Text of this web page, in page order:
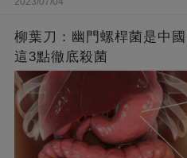
柳葉刀：幽門螺桿菌是中
這3點徹底殺菌